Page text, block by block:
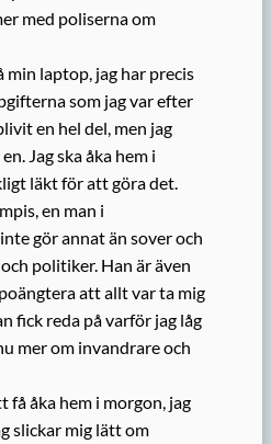
med poliserna om
min laptop, jag har precis
som jag var efter
en hel del, men jag
Jag ska åka hem i
läkt för att göra det.
en man i
gör annat än sover och
politiker. Han är även
att allt var ta mig
fick reda på varför jag låg
mer om invandrare och
få åka hem i morgon, jag
slickar mig lätt om